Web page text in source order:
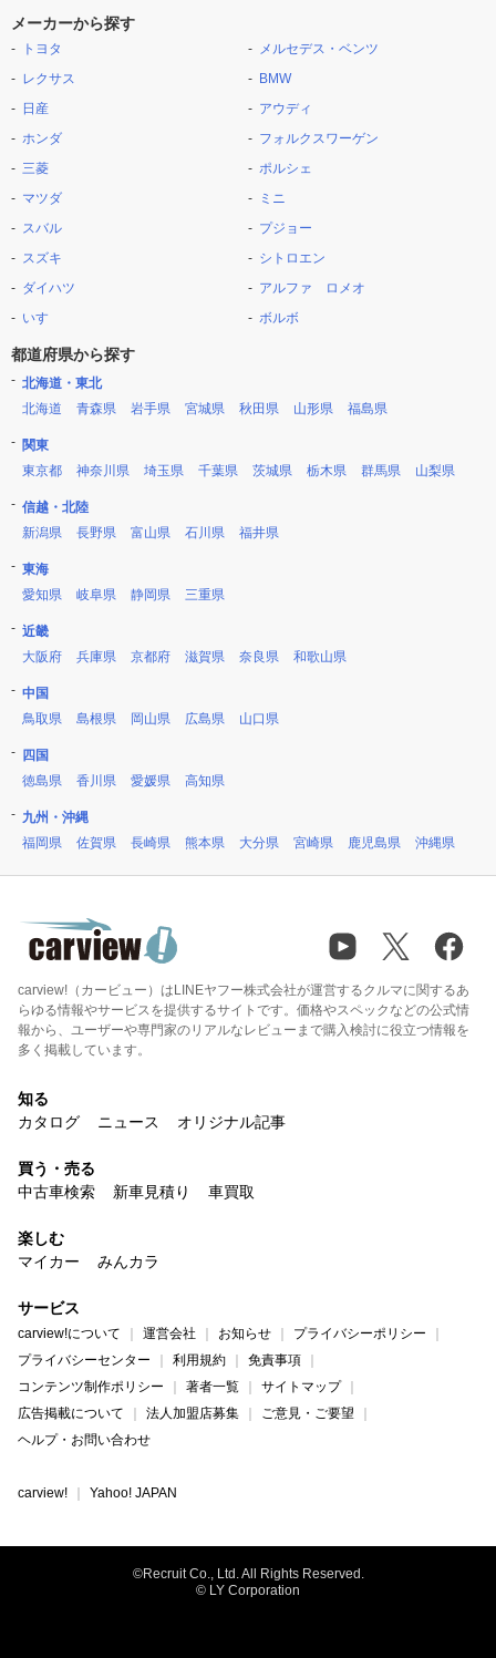
メーカーから探す
トヨタ
レクサス
日産
ホンダ
三菱
マツダ
スバル
スズキ
ダイハツ
いすゞ
メルセデス・ベンツ
BMW
アウディ
フォルクスワーゲン
ポルシェ
ミニ
プジョー
シトロエン
アルファ ロメオ
ボルボ
都道府県から探す
北海道・東北
北海道
青森県 岩手県 宮城県 秋田県 山形県 福島県
関東
東京都
神奈川県 埼玉県 千葉県 茨城県 栃木県 群馬県 山梨県
信越・北陸
新潟県
長野県 富山県 石川県 福井県
東海
愛知県
岐阜県 静岡県 三重県
近畿
大阪府
兵庫県 京都府 滋賀県 奈良県 和歌山県
中国
鳥取県
島根県 岡山県 広島県 山口県
四国
徳島県
香川県 愛媛県 高知県
九州・沖縄
福岡県
佐賀県 長崎県 熊本県 大分県 宮崎県 鹿児島県 沖縄県
carview!（カービュー）はLINEヤフー株式会社が運営するクルマに関するあ
らゆる情報やサービスを提供するサイトです。価格やスペックなどの公式情
報から、ユーザーや専門家のリアルなレビューまで購入検討に役立つ情報を
多く掲載しています。
知る
カタログ
ニュース オリジナル記事
買う・売る
中古車検索
新車見積り 車買取
楽しむ
マイカー
みんカラ
サービス
carview!について 運営会社 お知らせ
プライバシーポリシー
プライバシーセンター
利用規約
免責事項
コンテンツ制作ポリシー
著者一覧
サイトマップ
広告掲載について
法人加盟店募集
ご意見・ご要望
ヘルプ・お問い合わせ
carview! Yahoo! JAPAN
©Recruit Co., Ltd. All Rights Reserved.
© LY Corporation